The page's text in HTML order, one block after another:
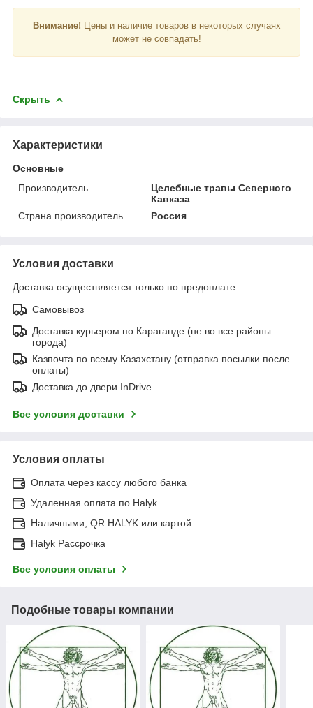
Внимание! Цены и наличие товаров в некоторых случаях
может не совпадать!
Скрыть
Характеристики
Основные
Производитель
Целебные травы Северного
Кавказа
Страна производитель
Россия
Условия доставки
Доставка осуществляется только по предоплате.
Самовывоз
Доставка курьером по Караганде (не во все районы
города)
Казпочта по всему Казахстану (отправка посылки после
оплаты)
Доставка до двери InDrive
Все условия доставки
Условия оплаты
Оплата через кассу любого банка
Удаленная оплата по Halyk
Наличными, QR HALYK или картой
Halyk Рассрочка
Все условия оплаты
Подобные товары компании